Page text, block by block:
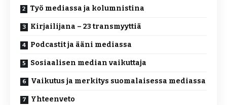
Työ mediassa ja kolumnistina
Kirjailijana – 23 transmyyttiä
Podcastit ja ääni mediassa
Sosiaalisen median vaikuttaja
Vaikutus ja merkitys suomalaisessa mediassa
Yhteenveto